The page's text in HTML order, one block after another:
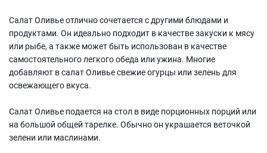
Салат Оливье отлично сочетается с другими блюдами и
продуктами. Он идеально подходит в качестве закуски к мясу
или рыбе, а также может быть использован в качестве
самостоятельного легкого обеда или ужина. Многие
добавляют в салат Оливье свежие огурцы или зелень для
освежающего вкуса.
Салат Оливье подается на стол в виде порционных порций или
на большой общей тарелке. Обычно он украшается веточкой
зелени или маслинами.